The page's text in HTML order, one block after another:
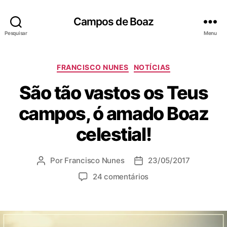
Pesquisar
Campos de Boaz
Menu
C
t
e
g
o
r
i
s
FRANCISCO NUNES NOTÍCIAS
São tão vastos os Teus
campos, ó amado Boaz
celestial!
A
d
Por Francisco Nunes
D
a
e
23/05/2017
24 comentáriose
ã